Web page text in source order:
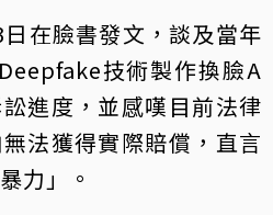
在臉書發文，談及當年
技術製作換臉A
進度，並感嘆目前法律
法獲得實際賠償，直言
力」。